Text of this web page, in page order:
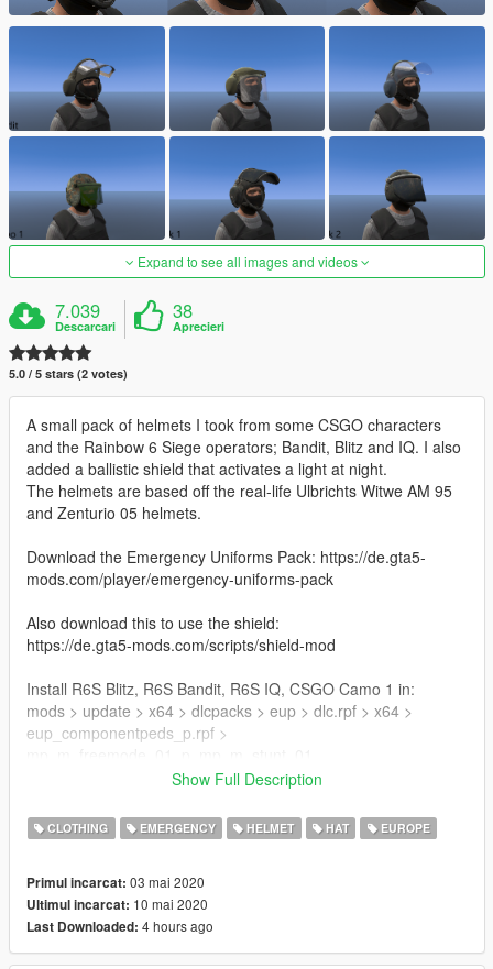
Expand to see all images and videos
7.039
Descarcari
38
Aprecieri
5.0 / 5 stars (2 votes)
A small pack of helmets I took from some CSGO characters
and the Rainbow 6 Siege operators; Bandit, Blitz and IQ. I also
added a ballistic shield that activates a light at night.
The helmets are based off the real-life Ulbrichts Witwe AM 95
and Zenturio 05 helmets.
Download the Emergency Uniforms Pack: https://de.gta5-
mods.com/player/emergency-uniforms-pack
Also download this to use the shield:
https://de.gta5-mods.com/scripts/shield-mod
Install R6S Blitz, R6S Bandit, R6S IQ, CSGO Camo 1 in:
mods > update > x64 > dlcpacks > eup > dlc.rpf > x64 >
eup_componentpeds_p.rpf >
mods > update > x64 > dlcpacks > eup > dlc.rpf > x64 >
eup_componentpeds_p.rpf >
Install CSGO Black 2 + camo in:
mods > update > x64 > dlcpacks > eup > dlc.rpf > x64 >
eup_componentpeds_p.rpf >
Show Full Description
CLOTHING EMERGENCY HELMET HAT EUROPE
Primul incarcat: 03 mai 2020
Ultimul incarcat: 10 mai 2020
Last Downloaded: 4 hours ago